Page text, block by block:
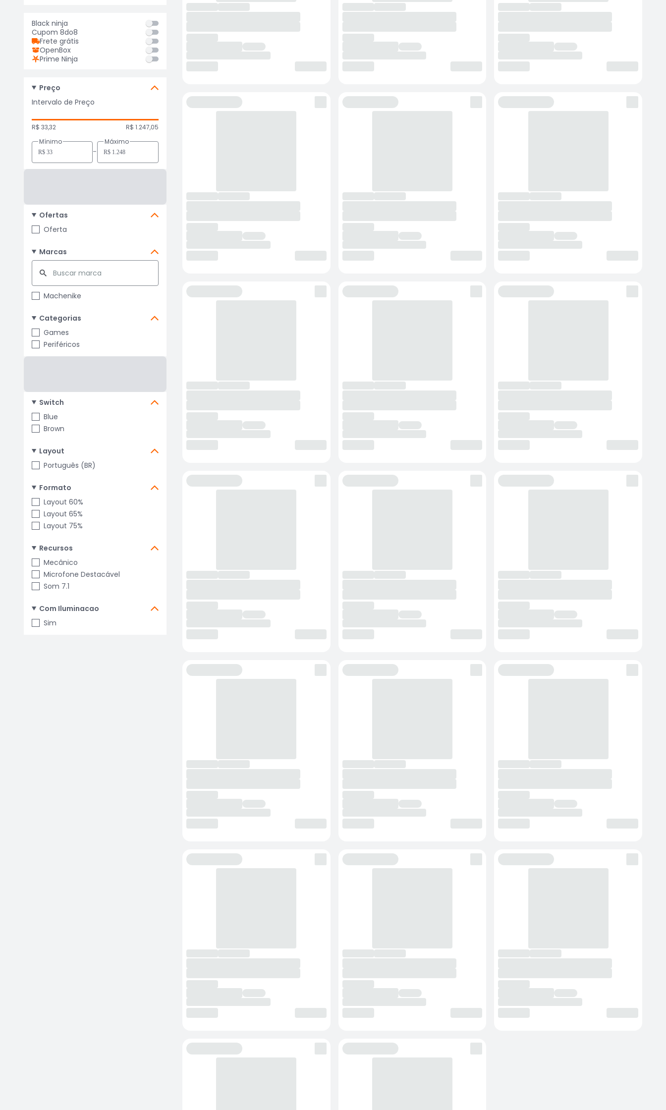
Black ninja
Cupom 8do8
Frete grátis
OpenBox
Prime Ninja
Preço
Intervalo de Preço
R$ 33,32
R$ 1.247,05
Mínimo
-
Máximo
Ofertas
Oferta
Marcas
Machenike
Categorias
Games
Periféricos
Switch
Blue
Brown
Layout
Português (BR)
Formato
Layout 60%
Layout 65%
Layout 75%
Recursos
Mecânico
Microfone Destacável
Som 7.1
Com Iluminacao
Sim